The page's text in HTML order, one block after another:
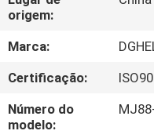
EXCURSÃO
DA
FÁBRICA
origem:
Marca:
Certificação:
Número do
modelo: